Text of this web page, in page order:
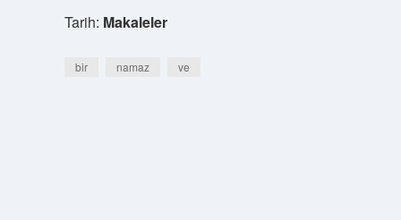
Tarih: Makaleler
bir namaz ve